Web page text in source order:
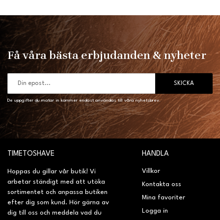
Få våra bästa erbjudanden & nyheter
SKICKA
De uppgifter du matar in kommer endast användas till våra nyhetsbrev.
TIMETOSHAVE
Hoppas du gillar vår butik! Vi
arbetar ständigt med att utöka
sortimentet och anpassa butiken
efter dig som kund. Hör gärna av
dig till oss och meddela vad du
HANDLA
Villkor
Kontakta oss
Mina favoriter
Logga in